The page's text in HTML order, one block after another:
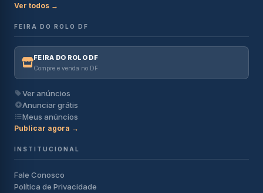
Ver todos →
FEIRA DO ROLO DF
FEIRA DO ROLO DF
Compre e venda no DF
Ver anúncios
Anunciar grátis
Meus anúncios
Publicar agora →
INSTITUCIONAL
Fale Conosco
Política de Privacidade